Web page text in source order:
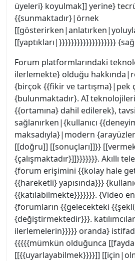
üyeleri} koyulmak]] yerine}
{{sunmaktadır}|örnek
[[yaptıkları|}}}}}}}}}}}}}}}}}}}
Forum platformlarındaki
ilerlemekte} olduğu
{birçok {{fikir ve tartışma}|pek
{bulunmaktadır}. AI
{{ortamına} dahil edilerek},
sağlanırken|{kullanıcı
maksadıyla}|modern
[[doğru]] [[sonuçları]]}}
{çalışmaktadır}]]}}}}}}}. Akıllı
{forum erişimini {{kolay hale
{{hareketli} yapısında}}}
{{katılabilmekte}}}}}}}. {Video
{forumların {{gelecekteki
{değiştirmektedir}}}.
ilerlemelerin}}}}} oranda}
{{{{{mümkün olduğunca
[[{{uyarlayabilmek}}}}]]